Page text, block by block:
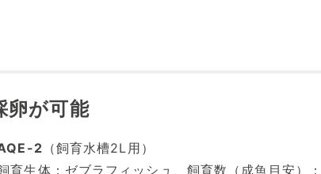
卵が可能
2 （飼育水槽2L用）
育生体：ゼブラフィッシュ、飼育数（成魚目安）